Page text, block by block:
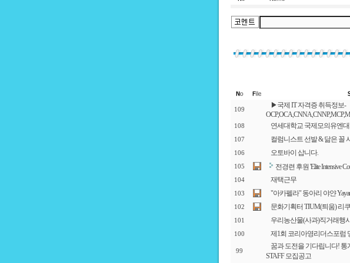
109
▶국제 IT 자격증 취득정보-
108 연세대학교 국제모의유엔
107 컬럼니스트 선발 & 닮은 꼴
106 오토바이 삽니다.
105 전경련 후원 'Elite Intensive
104 재택근무
103 "아카펠라" 동아리 야얀
102 문화기획터 TIUM(틔움) 리
101 우리농산물(사과)직거래행
100 제1회 코리아영리더스포럼
99
꿈과 도전을 기다립니다! 통
STAFF 모집공고